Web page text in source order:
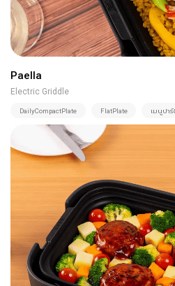
Paella
Electric Griddle
DailyCompactPlate FlatPlate เมนูปาร์